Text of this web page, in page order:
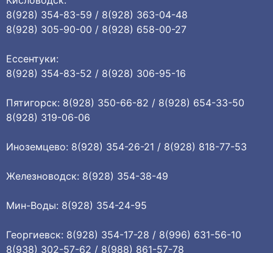
8(928) 354-83-59 / 8(928) 363-04-48
8(928) 305-90-00 / 8(928) 658-00-27
Ессентуки:
8(928) 354-83-52 / 8(928) 306-95-16
Пятигорск: 8(928) 350-66-82 / 8(928) 654-33-50
8(928) 319-06-06
Иноземцево: 8(928) 354-26-21 / 8(928) 818-77-53
Железноводск: 8(928) 354-38-49
Мин-Воды: 8(928) 354-24-95
Георгиевск: 8(928) 354-17-28 / 8(996) 631-56-10
8(938) 302-57-62 / 8(988) 861-57-78